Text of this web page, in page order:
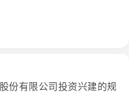
份有限公司投资兴建的规